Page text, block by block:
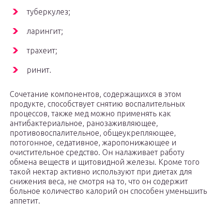
туберкулез;
ларингит;
трахеит;
ринит.
Сочетание компонентов, содержащихся в этом
продукте, способствует снятию воспалительных
процессов, также мед можно применять как
антибактериальное, ранозаживляющее,
противовоспалительное, общеукрепляющее,
потогонное, седативное, жаропонижающее и
очистительное средство. Он налаживает работу
обмена веществ и щитовидной железы. Кроме того
такой нектар активно используют при диетах для
снижения веса, не смотря на то, что он содержит
больное количество калорий он способен уменьшить
аппетит.